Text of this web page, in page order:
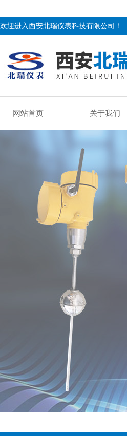
欢迎进入西安北瑞仪表科技有限公司！
网站首页 关于我们